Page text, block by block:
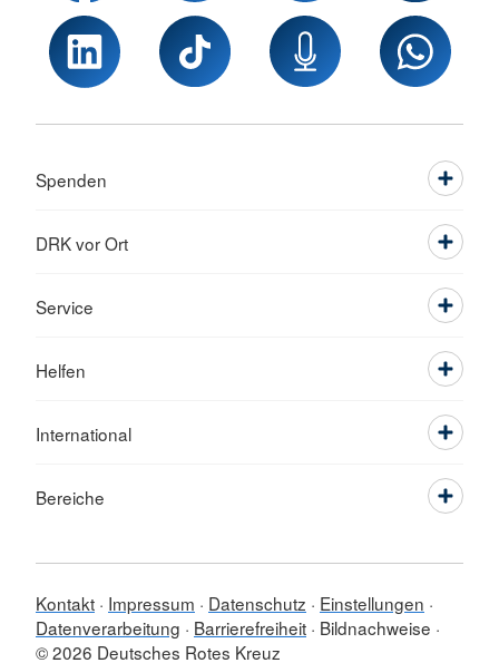
Spenden
DRK vor Ort
Service
Helfen
International
Bereiche
Kontakt Impressum Datenschutz
Einstellungen
Datenverarbeitung
Barrierefreiheit Bildnachweise
© 2026 Deutsches Rotes Kreuz